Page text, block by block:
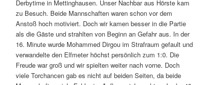
Derbytime in Mettinghausen. Unser Nachbar aus Hörste kam
zu Besuch. Beide Mannschaften waren schon vor dem
Anstoß hoch motiviert. Doch wir kamen besser in die Partie
als die Gäste und strahlten von Beginn an Gefahr aus. In der
16. Minute wurde Mohammed Dirgou im Strafraum gefault und
verwandelte den Elfmeter höchst persönlich zum 1:0. Die
Freude war groß und wir spielten weiter nach vorne. Doch
viele Torchancen gab es nicht auf beiden Seiten, da beide